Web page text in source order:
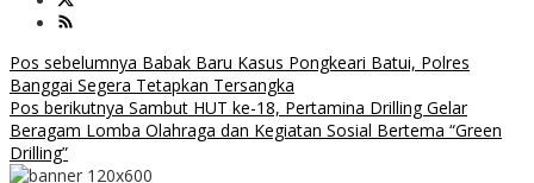
Navigasi
pos
Pos sebelumnya Babak Baru Kasus Pongkeari Batui, Polres
Banggai Segera Tetapkan Tersangka
Pos berikutnya Sambut HUT ke-18, Pertamina Drilling Gelar
Beragam Lomba Olahraga dan Kegiatan Sosial Bertema “Green
Drilling”